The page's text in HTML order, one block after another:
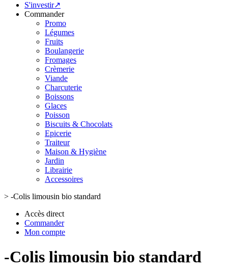
S'investir↗
Commander
Promo
Légumes
Fruits
Boulangerie
Fromages
Crèmerie
Viande
Charcuterie
Boissons
Glaces
Poisson
Biscuits & Chocolats
Epicerie
Traiteur
Maison & Hygiène
Jardin
Librairie
Accessoires
> -Colis limousin bio standard
Accès direct
Commander
Mon compte
-Colis limousin bio standard